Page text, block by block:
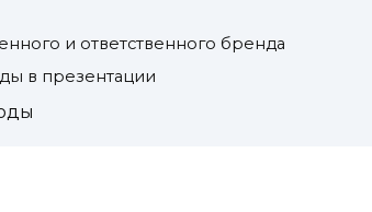
и ответственного бренда
в презентации